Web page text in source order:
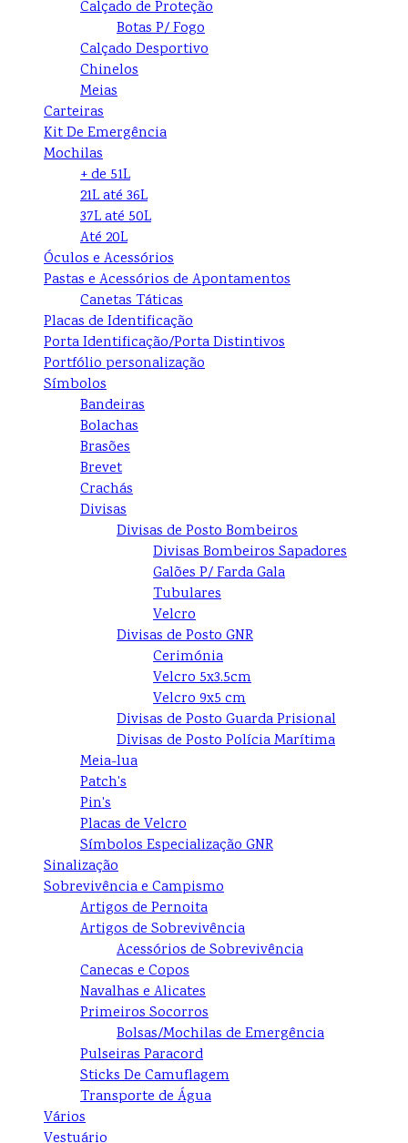
Calçado de Proteção
Botas P/ Fogo
Calçado Desportivo
Chinelos
Meias
Carteiras
Kit De Emergência
Mochilas
+ de 51L
21L até 36L
37L até 50L
Até 20L
Óculos e Acessórios
Pastas e Acessórios de Apontamentos
Canetas Táticas
Placas de Identificação
Porta Identificação/Porta Distintivos
Portfólio personalização
Símbolos
Bandeiras
Bolachas
Brasões
Brevet
Crachás
Divisas
Divisas de Posto Bombeiros
Divisas Bombeiros Sapadores
Galões P/ Farda Gala
Tubulares
Velcro
Divisas de Posto GNR
Cerimónia
Velcro 5x3.5cm
Velcro 9x5 cm
Divisas de Posto Guarda Prisional
Divisas de Posto Polícia Marítima
Meia-lua
Patch's
Pin's
Placas de Velcro
Símbolos Especialização GNR
Sinalização
Sobrevivência e Campismo
Artigos de Pernoita
Artigos de Sobrevivência
Acessórios de Sobrevivência
Canecas e Copos
Navalhas e Alicates
Primeiros Socorros
Bolsas/Mochilas de Emergência
Pulseiras Paracord
Sticks De Camuflagem
Transporte de Água
Vários
Vestuário